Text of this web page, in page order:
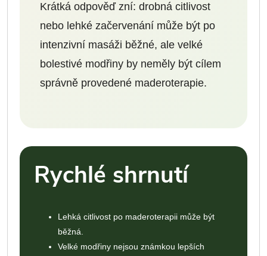
Krátká odpověď zní: drobná citlivost
nebo lehké začervenání může být po
intenzivní masáži běžné, ale velké
bolestivé modřiny by neměly být cílem
správně provedené maderoterapie.
Rychlé shrnutí
Lehká citlivost po maderoterapii může být
běžná.
Velké modřiny nejsou známkou lepších